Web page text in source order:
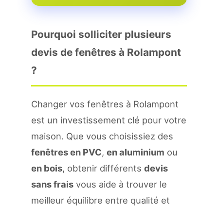
Pourquoi solliciter plusieurs
devis de fenêtres à Rolampont
?
Changer vos fenêtres à Rolampont
est un investissement clé pour votre
maison. Que vous choisissiez des
fenêtres en PVC, en aluminium ou
en bois, obtenir différents devis
sans frais vous aide à trouver le
meilleur équilibre entre qualité et